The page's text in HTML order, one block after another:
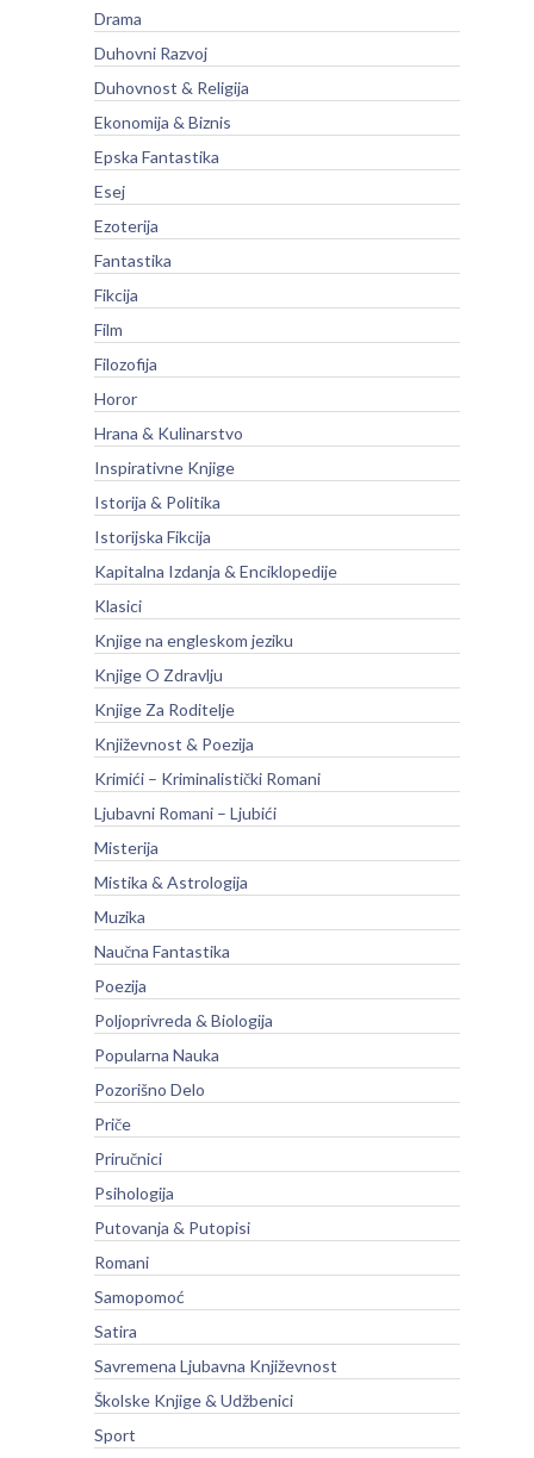
Drama
Duhovni Razvoj
Duhovnost & Religija
Ekonomija & Biznis
Epska Fantastika
Esej
Ezoterija
Fantastika
Fikcija
Film
Filozofija
Horor
Hrana & Kulinarstvo
Inspirativne Knjige
Istorija & Politika
Istorijska Fikcija
Kapitalna Izdanja & Enciklopedije
Klasici
Knjige na engleskom jeziku
Knjige O Zdravlju
Knjige Za Roditelje
Književnost & Poezija
Krimići – Kriminalistički Romani
Ljubavni Romani – Ljubići
Misterija
Mistika & Astrologija
Muzika
Naučna Fantastika
Poezija
Poljoprivreda & Biologija
Popularna Nauka
Pozorišno Delo
Priče
Priručnici
Psihologija
Putovanja & Putopisi
Romani
Samopomoć
Satira
Savremena Ljubavna Književnost
Školske Knjige & Udžbenici
Sport